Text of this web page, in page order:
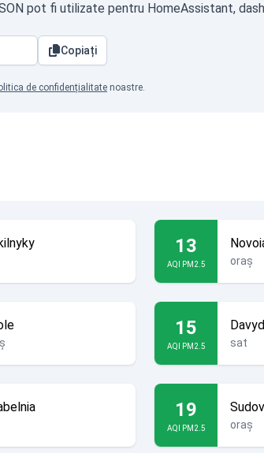
pot fi utilizate pentru HomeAssistant,
Copiați
de confidențialitate noastre.
13
AQI PM2.5 oraș
15
AQI PM2.5 sat
19
AQI PM2.5 oraș